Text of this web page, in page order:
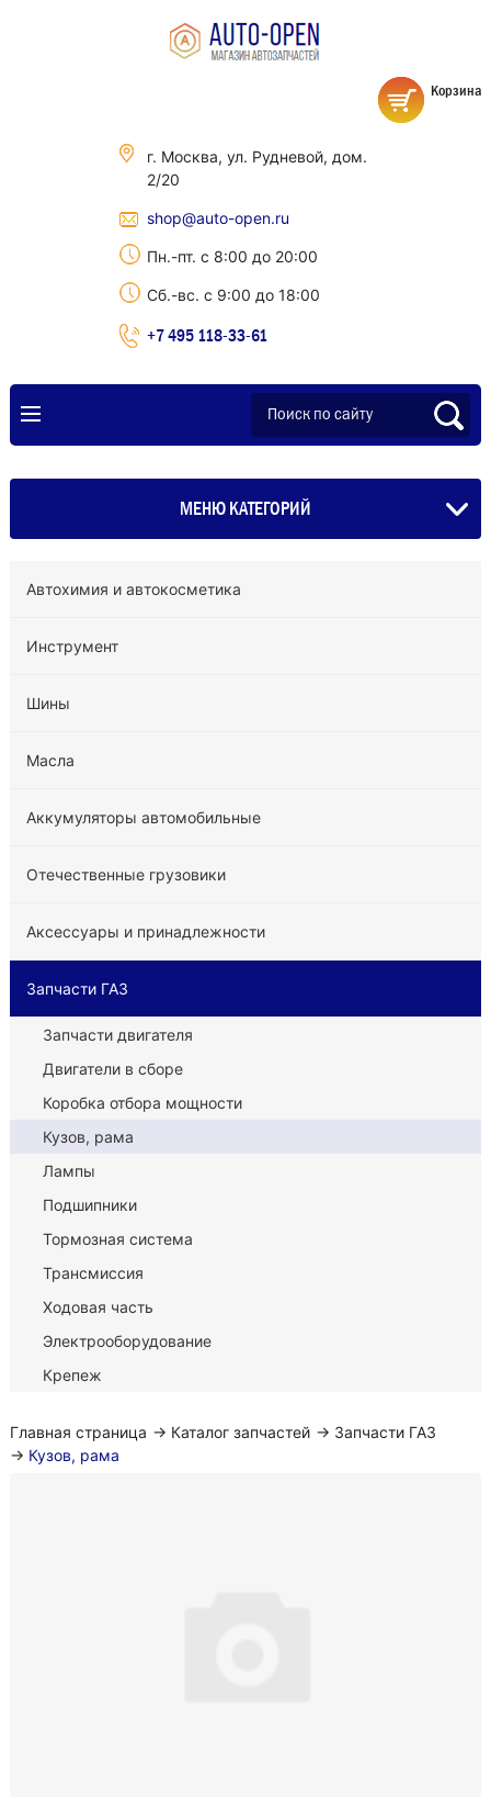
г. Москва, ул. Рудневой, дом.
2/20
shop@auto-open.ru
Пн.-пт. с 8:00 до 20:00
Сб.-вс. с 9:00 до 18:00
+7 495 118-33-61
Корзина
МЕНЮ КАТЕГОРИЙ
Автохимия и автокосметика
Инструмент
Шины
Масла
Аккумуляторы автомобильные
Отечественные грузовики
Аксессуары и принадлежности
Запчасти ГАЗ
Запчасти двигателя
Двигатели в сборе
Коробка отбора мощности
Кузов, рама
Лампы
Подшипники
Тормозная система
Трансмиссия
Ходовая часть
Электрооборудование
Крепеж
Главная страница → Каталог запчастей → Запчасти ГАЗ
→ Кузов, рама